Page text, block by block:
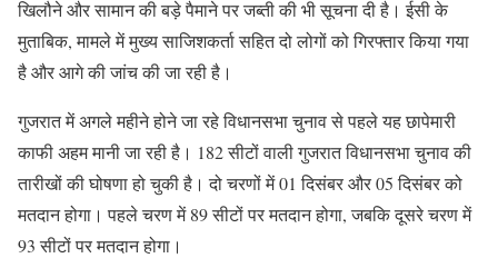
खिलौने और सामान की बड़े पैमाने पर जब्ती की भी सूचना दी है। ईसी के
मुताबिक, मामले में मुख्य साजिशकर्ता सहित दो लोगों को गिरफ्तार किया गया
है और आगे की जांच की जा रही है।
गुजरात में अगले महीने होने जा रहे विधानसभा चुनाव से पहले यह छापेमारी
काफी अहम मानी जा रही है। 182 सीटों वाली गुजरात विधानसभा चुनाव की
तारीखों की घोषणा हो चुकी है। दो चरणों में 01 दिसंबर और 05 दिसंबर को
मतदान होगा। पहले चरण में 89 सीटों पर मतदान होगा, जबकि दूसरे चरण में
93 सीटों पर मतदान होगा।